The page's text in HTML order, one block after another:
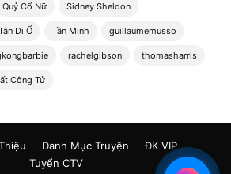
Quỷ Cổ Nữ Sidney Sheldon
Di Ổ Tần Minh guillaumemusso
rachelgibson thomasharris
Công Tử
Danh Mục Truyện
ĐK VIP
Tuyển CTV